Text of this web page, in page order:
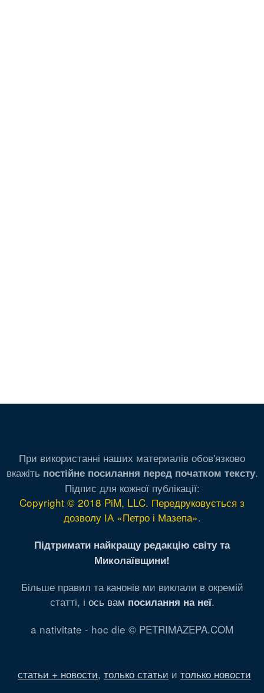
При використанні наших материалів обов'язково
вкажіть постійне посилання перед початком тексту.
Підпис для кожної публікації:
Copyright © 2018 PiM, LLC. Передруковується з
дозволу ІА «Петро і Мазепа».
Підтримати найкращу редакцію світу та
Миколаївщини!
Більше правил та канонів ми виклали в окремій
статті, і ось вам посилання на неї.
a nativitate - hoc die © PETRIMAZEPA.COM
статьи + новости, только статьи и только новости